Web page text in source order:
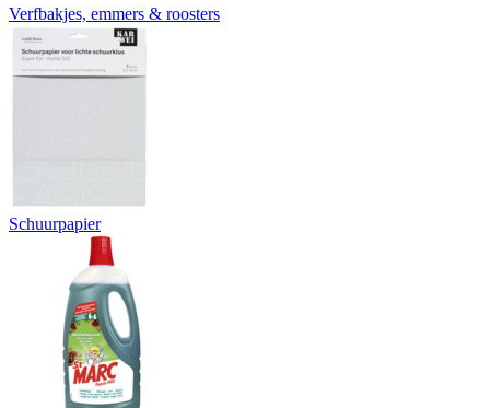
Verfbakjes, emmers & roosters
Schuurpapier